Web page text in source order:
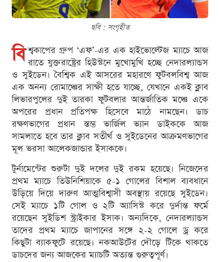
ছবি : সংগৃহীত
বি শ্বকাপের গ্রুপ ‘এফ’-এর এক হাইভোল্টেজ ম্যাচে আজ
রাতে যুক্তরাষ্ট্রের হিউস্টনে মুখোমুখি হচ্ছে নেদারল্যান্ডস
ও সুইডেন। বৈশ্বিক এই আসরের মহারণে ফুটবলবিশ্ব আজ
এক অনন্য রোমাঞ্চের সাক্ষী হতে যাচ্ছে, যেখানে একই ক্লাব
লিভারপুলের দুই তারকা ফুটবলার আন্তর্জাতিক মঞ্চে একে
অপরের প্রধান প্রতিপক্ষ হিসেবে মাঠে নামছেন। ডাচ
রক্ষণভাগের প্রধান স্তম্ভ ভার্জিল ভ্যান ডাইককে আজ
সামলাতে হবে তার ক্লাব সতীর্থ ও সুইডেনের আক্রমণভাগের
মূল ভরসা আলেকজান্ডার ইসাককে।
টুর্নামেন্টের শুরুটা দুই দলের দুই রকম হয়েছে। নিজেদের
প্রথম ম্যাচে তিউনিশিয়াকে ৫-১ গোলের বিশাল ব্যবধানে
উড়িয়ে দিয়ে দারুণ আত্মবিশ্বাসী অবস্থায় রয়েছে সুইডেন।
সেই ম্যাচে ১টি গোল ও ২টি অ্যাসিস্ট করে দুর্দান্ত ফর্মে
রয়েছেন সুইডিশ স্ট্রাইকার ইসাক। অন্যদিকে, নেদারল্যান্ডস
তাদের প্রথম ম্যাচে জাপানের সঙ্গে ২-২ গোলে ড্র করে
কিছুটা ব্যাকফুটে রয়েছে। নকআউটের দৌড়ে টিকে থাকতে
ডাচদের জন্য আজকের ম্যাচটি অত্যন্ত গুরুত্বপূর্ণ।